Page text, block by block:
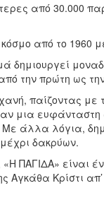
από 30.000
από το 1960
την πρώτη ως
παίζοντας με
μια
Με άλλα λόγια,
δακρύων.
ΠΑΓΙΔΑ» είναι
Κρίστι